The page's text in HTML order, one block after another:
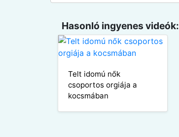
Hasonló ingyenes videók:
Telt idomú nők
csoportos orgiája a
kocsmában